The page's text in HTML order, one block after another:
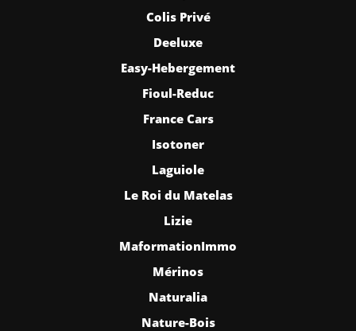
Colis Privé
Deeluxe
Easy-Hebergement
Fioul-Reduc
France Cars
Isotoner
Laguiole
Le Roi du Matelas
Lizie
MaformationImmo
Mérinos
Naturalia
Nature-Bois